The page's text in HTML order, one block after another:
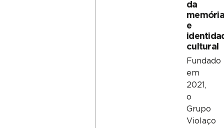
da
e
cultural
Fundado
em
2021,
o
Grupo
Violaço